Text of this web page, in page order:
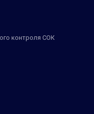
контроля СОК